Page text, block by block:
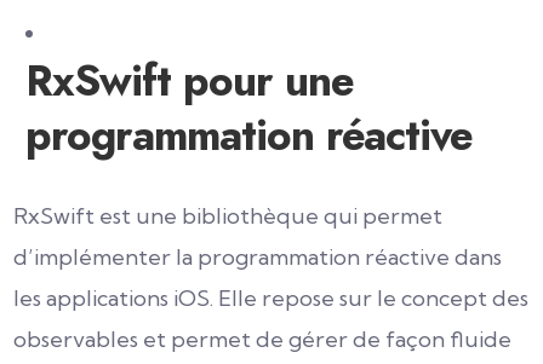
RxSwift pour une
programmation réactive
RxSwift est une bibliothèque qui permet
d’implémenter la programmation réactive dans
les applications iOS. Elle repose sur le concept des
observables et permet de gérer de façon fluide